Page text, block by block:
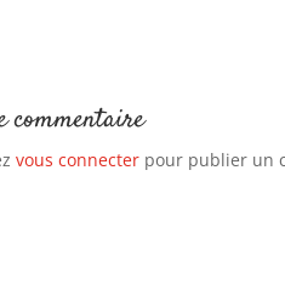
commentaire
vous connecter pour publier un